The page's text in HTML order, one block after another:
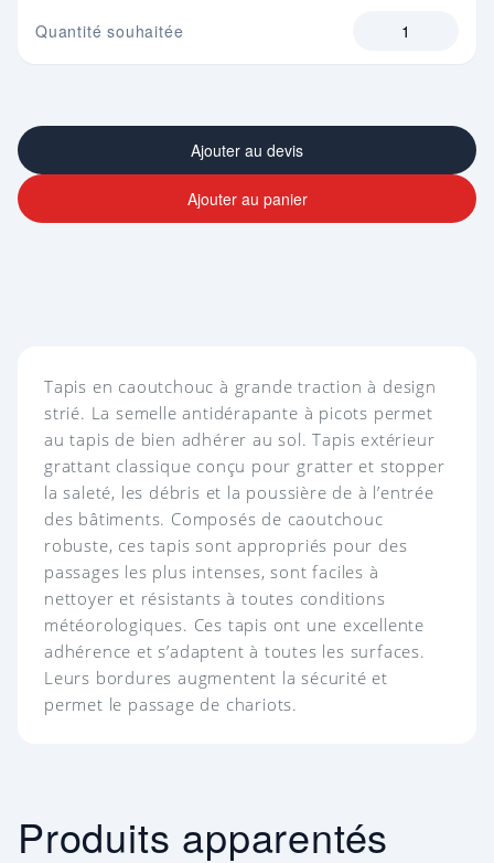
Quantité souhaitée
Ajouter au devis
Ajouter au panier
Tapis en caoutchouc à grande traction à design
strié. La semelle antidérapante à picots permet
au tapis de bien adhérer au sol. Tapis extérieur
grattant classique conçu pour gratter et stopper
la saleté, les débris et la poussière de à l’entrée
des bâtiments. Composés de caoutchouc
robuste, ces tapis sont appropriés pour des
passages les plus intenses, sont faciles à
nettoyer et résistants à toutes conditions
météorologiques. Ces tapis ont une excellente
adhérence et s’adaptent à toutes les surfaces.
Leurs bordures augmentent la sécurité et
permet le passage de chariots.
Produits apparentés